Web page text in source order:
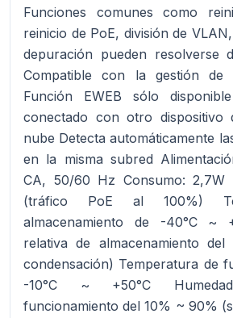
Funciones comunes como
reinicio de PoE, división de
depuración pueden resolverse
Compatible con la gestión de
Función EWEB sólo
conectado con otro dispositivo
nube Detecta automáticamente
en la misma subred
CA, 50/60 Hz Consumo: 2,7W
(tráfico PoE al 100%)
almacenamiento de -40°C ~
relativa de almacenamiento
condensación) Temperatura de
-10°C ~ +50°C
funcionamiento del 10% ~ 90%